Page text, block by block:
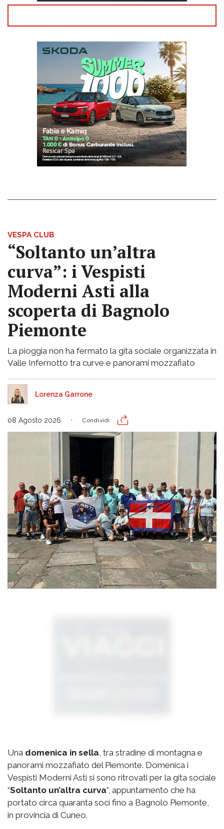
VESPA CLUB
“Soltanto un’altra
curva”: i Vespisti
Moderni Asti alla
scoperta di Bagnolo
Piemonte
La pioggia non ha fermato la gita sociale organizzata in
Valle Infernotto tra curve e panorami mozzafiato
Lorenza Garrone
08 Agosto 2026 Condividi
Una domenica in sella , tra stradine di montagna e
panorami mozzafiato del Piemonte. Domenica i
Vespisti Moderni Asti si sono ritrovati per la gita sociale
“Soltanto un’altra curva”, appuntamento che ha
portato circa quaranta soci fino a Bagnolo Piemonte,
in provincia di Cuneo.